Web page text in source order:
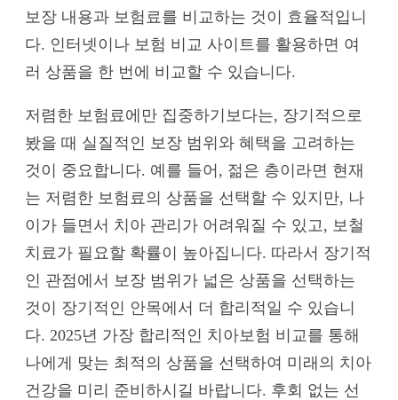
보장 내용과 보험료를 비교하는 것이 효율적입니
다. 인터넷이나 보험 비교 사이트를 활용하면 여
러 상품을 한 번에 비교할 수 있습니다.
저렴한 보험료에만 집중하기보다는, 장기적으로
봤을 때 실질적인 보장 범위와 혜택을 고려하는
것이 중요합니다. 예를 들어, 젊은 층이라면 현재
는 저렴한 보험료의 상품을 선택할 수 있지만, 나
이가 들면서 치아 관리가 어려워질 수 있고, 보철
치료가 필요할 확률이 높아집니다. 따라서 장기적
인 관점에서 보장 범위가 넓은 상품을 선택하는
것이 장기적인 안목에서 더 합리적일 수 있습니
다. 2025년 가장 합리적인 치아보험 비교를 통해
나에게 맞는 최적의 상품을 선택하여 미래의 치아
건강을 미리 준비하시길 바랍니다. 후회 없는 선